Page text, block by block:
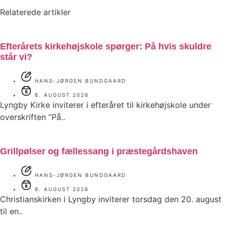
Relaterede artikler
Efterårets kirkehøjskole spørger: På hvis skuldre
står vi?
HANS-JØRGEN BUNDGAARD
8. AUGUST 2026
Lyngby Kirke inviterer i efteråret til kirkehøjskole under
overskriften ”På..
Grillpølser og fællessang i præstegårdshaven
HANS-JØRGEN BUNDGAARD
8. AUGUST 2026
Christianskirken i Lyngby inviterer torsdag den 20. august
til en..